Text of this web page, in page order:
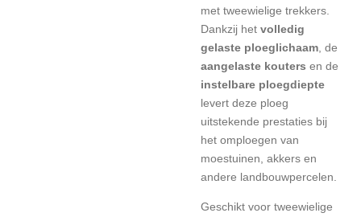
met tweewielige trekkers.
Dankzij het volledig
gelaste ploeglichaam , de
aangelaste kouters en de
instelbare ploegdiepte
levert deze ploeg
uitstekende prestaties bij
het omploegen van
moestuinen, akkers en
andere landbouwpercelen.
Geschikt voor tweewielige